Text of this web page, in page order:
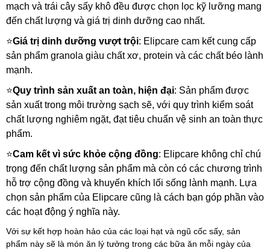
mạch và trái cây sấy khô đều được chọn lọc kỹ lưỡng mang
đến chất lượng và giá trị dinh dưỡng cao nhất.
⭐Giá trị dinh dưỡng vượt trội: Elipcare cam kết cung cấp
sản phẩm granola giàu chất xơ, protein và các chất béo lành
mạnh.
⭐Quy trình sản xuất an toàn, hiện đại: Sản phẩm được
sản xuất trong môi trường sạch sẽ, với quy trình kiểm soát
chất lượng nghiêm ngặt, đạt tiêu chuẩn vệ sinh an toàn thực
phẩm.
⭐Cam kết vì sức khỏe cộng đồng: Elipcare không chỉ chú
trọng đến chất lượng sản phẩm mà còn có các chương trình
hỗ trợ cộng đồng và khuyến khích lối sống lành mạnh. Lựa
chọn sản phẩm của Elipcare cũng là cách bạn góp phần vào
các hoạt động ý nghĩa này.
Với sự kết hợp hoàn hảo của các loại hạt và ngũ cốc sấy, sản
phẩm này sẽ là món ăn lý tưởng trong các bữa ăn mỗi ngày của